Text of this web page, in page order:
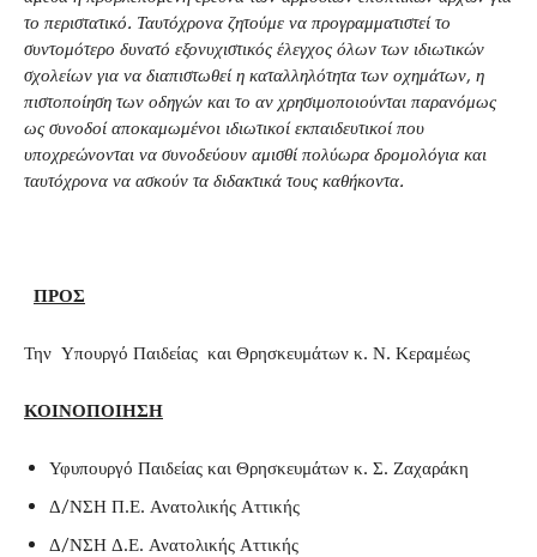
το περιστατικό. Ταυτόχρονα ζητούμε να προγραμματιστεί το
συντομότερο δυνατό εξονυχιστικός έλεγχος όλων των ιδιωτικών
σχολείων για να διαπιστωθεί η καταλληλότητα των οχημάτων, η
πιστοποίηση των οδηγών και το αν χρησιμοποιούνται παρανόμως
ως συνοδοί αποκαμωμένοι ιδιωτικοί εκπαιδευτικοί που
υποχρεώνονται να συνοδεύουν αμισθί πολύωρα δρομολόγια και
ταυτόχρονα να ασκούν τα διδακτικά τους καθήκοντα.
ΠΡΟΣ
Την Υπουργό Παιδείας και Θρησκευμάτων κ. Ν. Κεραμέως
ΚΟΙΝΟΠΟΙΗΣΗ
Υφυπουργό Παιδείας και Θρησκευμάτων κ. Σ. Ζαχαράκη
Δ/ΝΣΗ Π.Ε. Ανατολικής Αττικής
Δ/ΝΣΗ Δ.Ε. Ανατολικής Αττικής